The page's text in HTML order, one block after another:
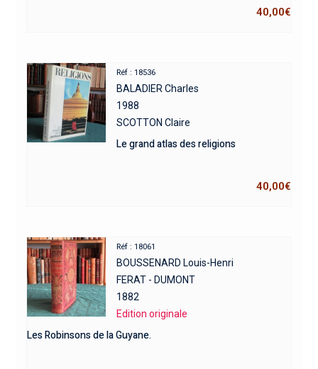
40,00€
Réf : 18536
BALADIER Charles
1988
SCOTTON Claire
Le grand atlas des religions
40,00€
Réf : 18061
BOUSSENARD Louis-Henri
FERAT - DUMONT
1882
Edition originale
Les Robinsons de la Guyane.